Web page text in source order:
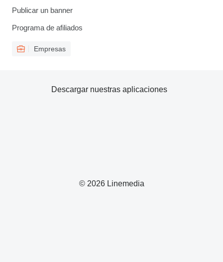
Publicar un banner
Programa de afiliados
Empresas
© 2026 Linemedia
Descargar nuestras aplicaciones